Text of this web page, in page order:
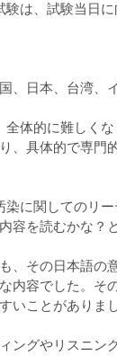
験は、試験当日
、日本、台湾、
全体的に難しく
、具体的で専門
染に関してのリ
容を読むかな？
、その日本語の
内容でした。そ
いことがありまし
ングやリスニン